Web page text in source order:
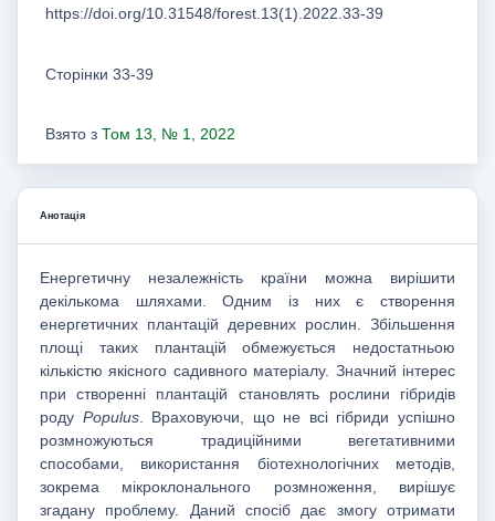
https://doi.org/10.31548/forest.13(1).2022.33-39
Сторінки 33-39
Взято з Том 13, № 1, 2022
Анотація
Енергетичну незалежність країни можна вирішити
декількома шляхами. Одним із них є створення
енергетичних плантацій деревних рослин. Збільшення
площі таких плантацій обмежується недостатньою
кількістю якісного садивного матеріалу. Значний інтерес
при створенні плантацій становлять рослини гібридів
роду Populus. Враховуючи, що не всі гібриди успішно
розмножуються традиційними вегетативними
способами, використання біотехнологічних методів,
зокрема мікроклонального розмноження, вирішує
згадану проблему. Даний спосіб дає змогу отримати